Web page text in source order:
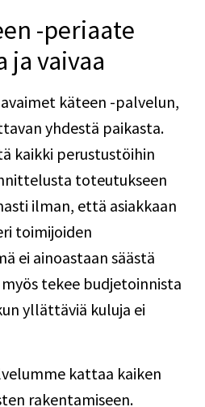
-periaate
ja vaivaa
käteen -palvelun,
yhdestä paikasta.
kaikki perustustöihin
toteutukseen
ilman, että asiakkaan
toimijoiden
ei ainoastaan säästä
myös tekee budjetoinnista
yllättäviä kuluja ei
kattaa kaiken
rakentamiseen.